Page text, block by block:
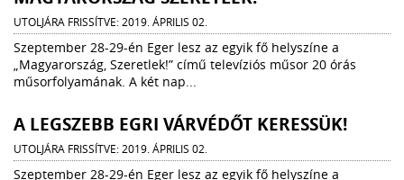
UTOLJÁRA FRISSÍTVE: 2019. ÁPRILIS 02.
Szeptember 28-29-én Eger lesz az egyik fő helyszíne a
„Magyarország, Szeretlek!” című televíziós műsor 20 órás
műsorfolyamának. A két nap...
A LEGSZEBB EGRI VÁRVÉDŐT KERESSÜK!
UTOLJÁRA FRISSÍTVE: 2019. ÁPRILIS 02.
Szeptember 28-29-én Eger lesz az egyik fő helyszíne a